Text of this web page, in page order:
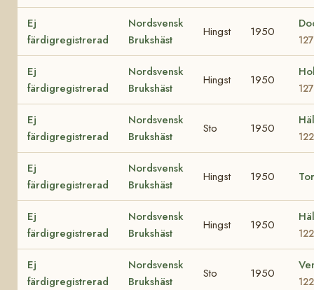
Ej
färdigregistrerad
Nordsvensk
Brukshäst
Hingst 1950
Ej
färdigregistrerad
Nordsvensk
Brukshäst
Hingst 1950
Ej
färdigregistrerad
Nordsvensk
Brukshäst
Sto 1950
Ej
färdigregistrerad
Nordsvensk
Brukshäst
Hingst 1950
Ej
färdigregistrerad
Nordsvensk
Brukshäst
Hingst 1950
Ej
färdigregistrerad
Nordsvensk
Brukshäst
Sto 1950